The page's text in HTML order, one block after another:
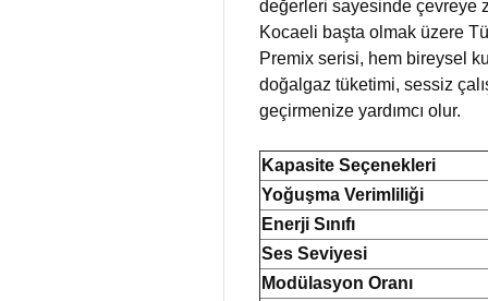
değerleri sayesinde çevreye
Kocaeli başta olmak üzere
Premix serisi, hem bireysel
doğalgaz tüketimi, sessiz
geçirmenize yardımcı olur.
Kapasite Seçenekleri
Yoğuşma Verimliliği
Enerji Sınıfı
Ses Seviyesi
Modülasyon Oranı